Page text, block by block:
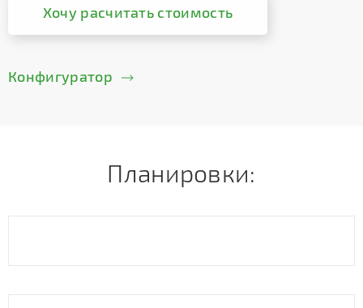
Хочу расчитать стоимость
Конфигуратор
Планировки: